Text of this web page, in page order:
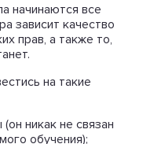
начинаются все
зависит качество
прав, а также то,
на такие
никак не связан
обучения);